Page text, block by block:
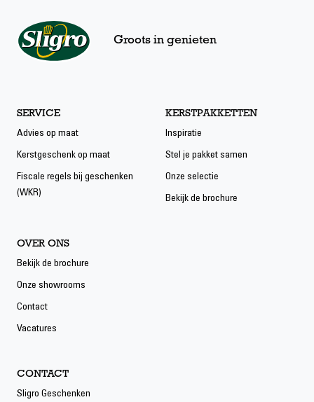
Groots in genieten
SERVICE
Advies op maat
Kerstgeschenk op maat
Fiscale regels bij geschenken
(WKR)
KERSTPAKKETTEN
Inspiratie
Stel je pakket samen
Onze selectie
Bekijk de brochure
OVER ONS
Bekijk de brochure
Onze showrooms
Contact
Vacatures
CONTACT
Sligro Geschenken